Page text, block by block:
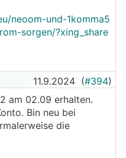
neoom-und-1komma5
sorgen/?xing_share
11.9.2024 (#394)
am 02.09 erhalten.
Bin neu bei
die